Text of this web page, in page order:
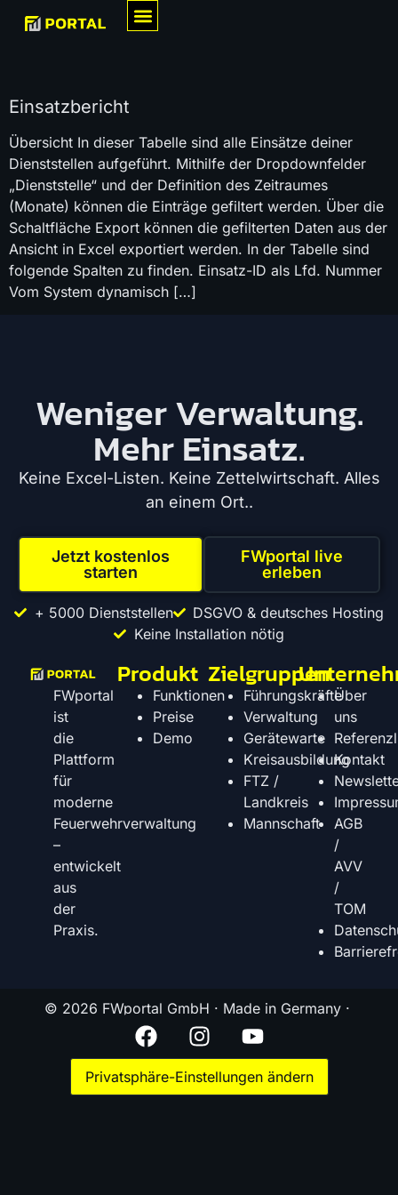
Einsatzbericht
Übersicht In dieser Tabelle sind alle Einsätze deiner
Dienststellen aufgeführt. Mithilfe der Dropdownfelder
„Dienststelle“ und der Definition des Zeitraumes
(Monate) können die Einträge gefiltert werden. Über die
Schaltfläche Export können die gefilterten Daten aus der
Ansicht in Excel exportiert werden. In der Tabelle sind
folgende Spalten zu finden. Einsatz-ID als Lfd. Nummer
Vom System dynamisch […]
Weniger Verwaltung.
Mehr Einsatz.
Keine Excel-Listen. Keine Zettelwirtschaft. Alles
an einem Ort..
Jetzt kostenlos
starten
FWportal live
erleben
+ 5000 Dienststellen
DSGVO & deutsches Hosting
Keine Installation nötig
FWportal
ist
die
Plattform
für
moderne
Feuerwehrverwaltung
–
entwickelt
aus
der
Praxis.
Produkt
Funktionen
Preise
Demo
Zielgruppen
Führungskräfte
Verwaltung
Gerätewarte
Kreisausbildung
FTZ /
Landkreis
Mannschaft
Über
uns
Kontakt
AGB
/
AVV
/
TOM
© 2026 FWportal GmbH · Made in Germany ·
Privatsphäre-Einstellungen ändern